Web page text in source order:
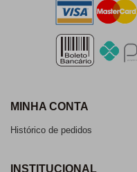
MINHA CONTA
Histórico de pedidos
INSTITUCIONAL